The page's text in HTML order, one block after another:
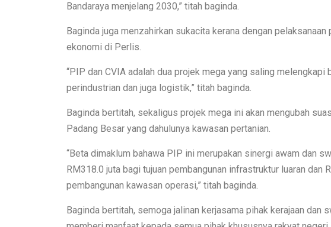
Bandaraya menjelang 2030,” titah baginda.
Baginda juga menzahirkan sukacita kerana dengan
ekonomi di Perlis.
“PIP dan CVIA adalah dua projek mega yang saling
perindustrian dan juga logistik,” titah baginda.
Baginda bertitah, sekaligus projek mega ini akan mengubah
Padang Besar yang dahulunya kawasan pertanian.
“Beta dimaklum bahawa PIP ini merupakan sinergi awam dan
RM318.0 juta bagi tujuan pembangunan infrastruktur luaran
pembangunan kawasan operasi,” titah baginda.
Baginda bertitah, semoga jalinan kerjasama pihak kerajaan